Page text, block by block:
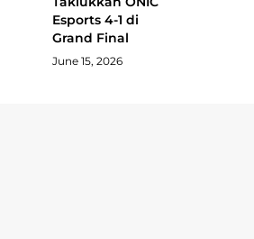
Esports 4-1 di
Grand Final
June 15, 2026